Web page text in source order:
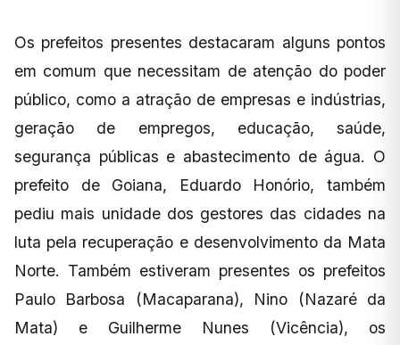
Os prefeitos presentes destacaram alguns pontos
em comum que necessitam de atenção do poder
público, como a atração de empresas e indústrias,
geração de empregos, educação, saúde,
segurança públicas e abastecimento de água. O
prefeito de Goiana, Eduardo Honório, também
pediu mais unidade dos gestores das cidades na
luta pela recuperação e desenvolvimento da Mata
Norte. Também estiveram presentes os prefeitos
Paulo Barbosa (Macaparana), Nino (Nazaré da
Mata) e Guilherme Nunes (Vicência), os